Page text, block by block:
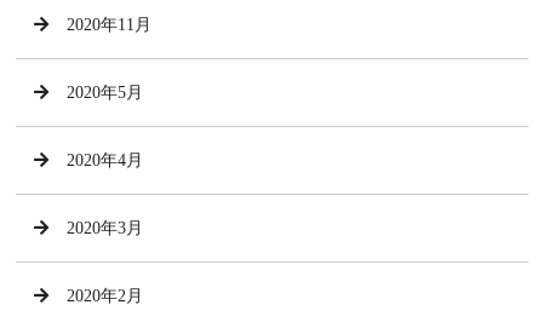
2020年11月
2020年5月
2020年4月
2020年3月
2020年2月